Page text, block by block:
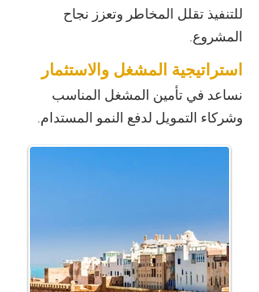
للتنفيذ تقلل المخاطر وتعزز نجاح
المشروع.
استراتيجية المشغل والاستثمار
نساعد في تأمين المشغل المناسب
وشركاء التمويل لدفع النمو المستدام.